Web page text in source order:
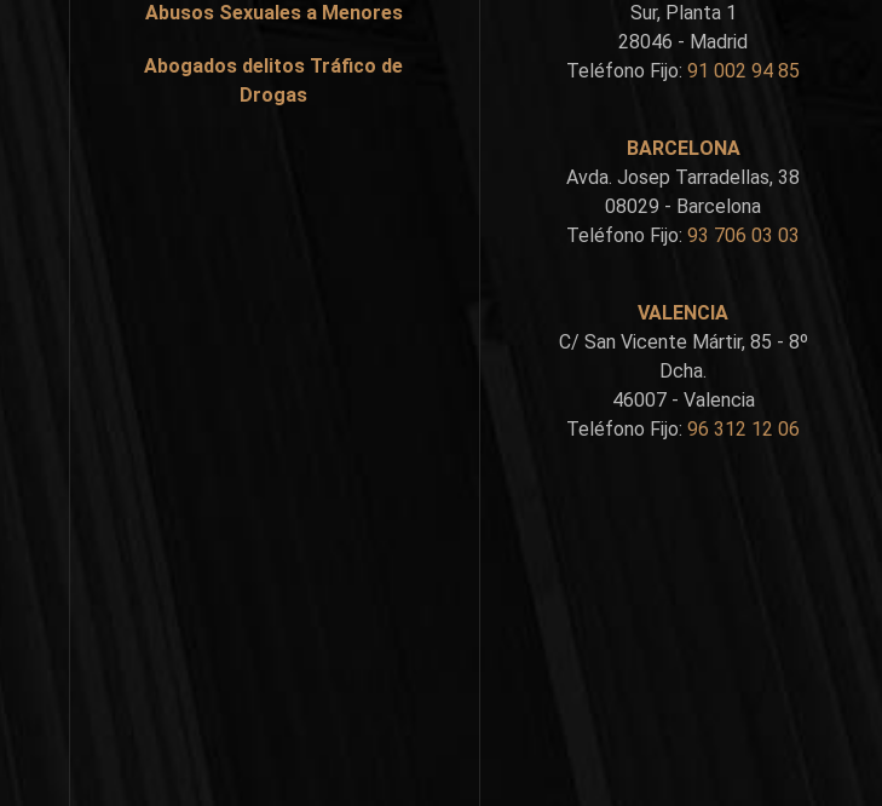
Abusos Sexuales a Menores
Abogados delitos Tráfico de
Drogas
Sur, Planta 1
28046 - Madrid
Teléfono Fijo:91 002 94 85
BARCELONA
Avda. Josep Tarradellas, 38
08029 - Barcelona
Teléfono Fijo:93 706 03 03
VALENCIA
C/ San Vicente Mártir, 85 - 8º
Dcha.
46007 - Valencia
Teléfono Fijo:96 312 12 06